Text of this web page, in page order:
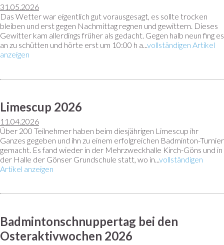
31.05.2026
Das Wetter war eigentlich gut vorausgesagt, es sollte trocken
bleiben und erst gegen Nachmittag regnen und gewittern. Dieses
Gewitter kam allerdings früher als gedacht. Gegen halb neun fing es
an zu schütten und hörte erst um 10:00 h a...vollständigen Artikel
anzeigen
Limescup 2026
11.04.2026
Über 200 Teilnehmer haben beim diesjährigen Limescup ihr
Ganzes gegeben und ihn zu einem erfolgreichen Badminton-Turnier
gemacht. Es fand wieder in der Mehrzweckhalle Kirch-Göns und in
der Halle der Gönser Grundschule statt, wo in...vollständigen
Artikel anzeigen
Badmintonschnuppertag bei den
Osteraktivwochen 2026